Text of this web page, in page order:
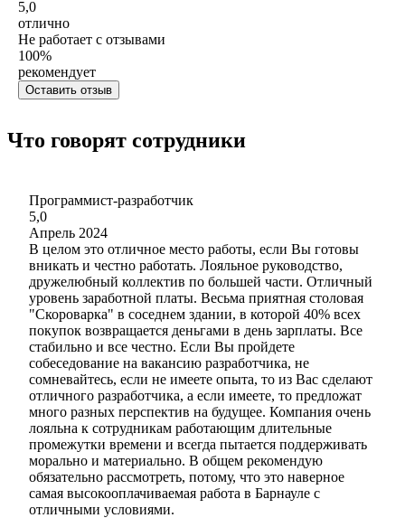
5,0
отлично
Не работает с отзывами
100%
рекомендует
Оставить отзыв
Что говорят сотрудники
Программист-разработчик
5,0
Апрель 2024
В целом это отличное место работы, если Вы готовы
вникать и честно работать. Лояльное руководство,
дружелюбный коллектив по большей части. Отличный
уровень заработной платы. Весьма приятная столовая
"Скороварка" в соседнем здании, в которой 40% всех
покупок возвращается деньгами в день зарплаты. Все
стабильно и все честно. Если Вы пройдете
собеседование на вакансию разработчика, не
сомневайтесь, если не имеете опыта, то из Вас сделают
отличного разработчика, а если имеете, то предложат
много разных перспектив на будущее. Компания очень
лояльна к сотрудникам работающим длительные
промежутки времени и всегда пытается поддерживать
морально и материально. В общем рекомендую
обязательно рассмотреть, потому, что это наверное
самая высокооплачиваемая работа в Барнауле с
отличными условиями.